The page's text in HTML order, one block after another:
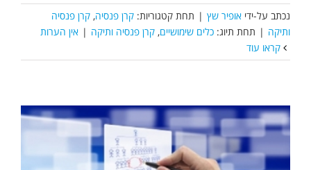
נכתב על-ידי אופיר שץ | תחת קטגוריות: קרן פנסיה, קרן פנסיה
ותיקה | תחת תיוג: כלים שימושיים, קרן פנסיה ותיקה | אין הערות
קראו עוד